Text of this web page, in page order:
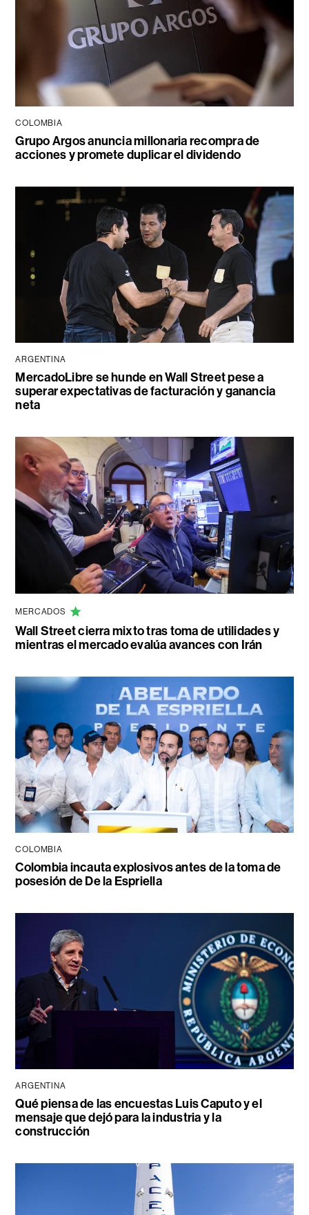
COLOMBIA
Grupo Argos anuncia millonaria recompra de
acciones y promete duplicar el dividendo
ARGENTINA
MercadoLibre se hunde en Wall Street pese a
superar expectativas de facturación y ganancia
neta
MERCADOS
Wall Street cierra mixto tras toma de utilidades y
mientras el mercado evalúa avances con Irán
COLOMBIA
Colombia incauta explosivos antes de la toma de
posesión de De la Espriella
ARGENTINA
Qué piensa de las encuestas Luis Caputo y el
mensaje que dejó para la industria y la
construcción